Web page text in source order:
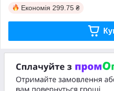
Економія 299.75 ₴